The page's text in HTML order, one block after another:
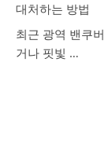
대처하는 방법
최근 광역 밴쿠
거나 핏빛 …